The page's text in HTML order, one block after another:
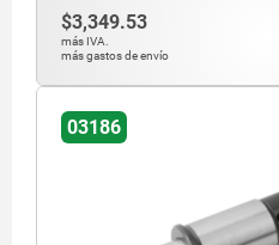
$3,349.53
más IVA.
más gastos de envío
03186